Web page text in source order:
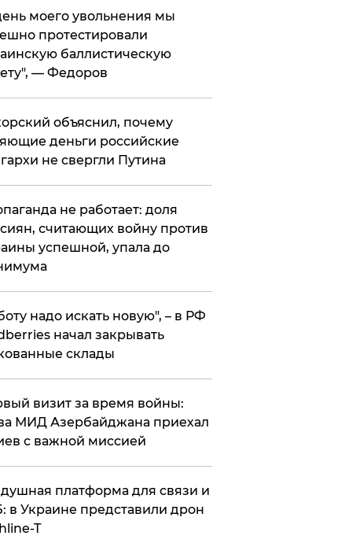
моего увольнения мы
протестировали
баллистическую
— Федоров
объяснил, почему
деньги российские
не свергли Путина
не работает: доля
считающих войну против
успешной, упала до
надо искать новую", – в РФ
начал закрывать
склады
визит за время войны:
МИД Азербайджана приехал
с важной миссией
платформа для связи и
в Украине представили дрон
T